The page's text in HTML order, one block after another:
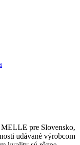
pre Slovensko,
udávané výrobcom